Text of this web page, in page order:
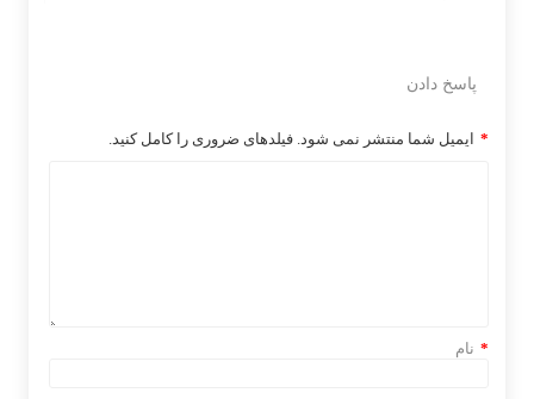
پاسخ دادن
ایمیل شما منتشر نمی شود. فیلدهای ضروری را کامل کنید. *
نام *